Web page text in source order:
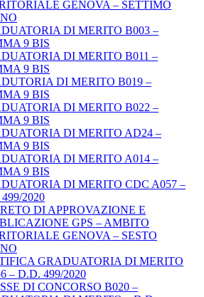
GENOVA – SETTIMO
DI MERITO B003 –
9 BIS
DI MERITO B011 –
9 BIS
DI MERITO B019 –
9 BIS
DI MERITO B022 –
9 BIS
DI MERITO AD24 –
9 BIS
DI MERITO A014 –
9 BIS
DI MERITO CDC A057 –
2020
DI APPROVAZIONE E
GPS – AMBITO
GENOVA – SESTO
GRADUATORIA DI MERITO
– D.D. 499/2020
DI CONCORSO B020 –